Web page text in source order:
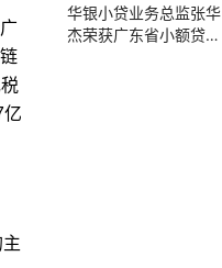
亿
华银小贷业务总监张华
杰荣获广东省小额贷款